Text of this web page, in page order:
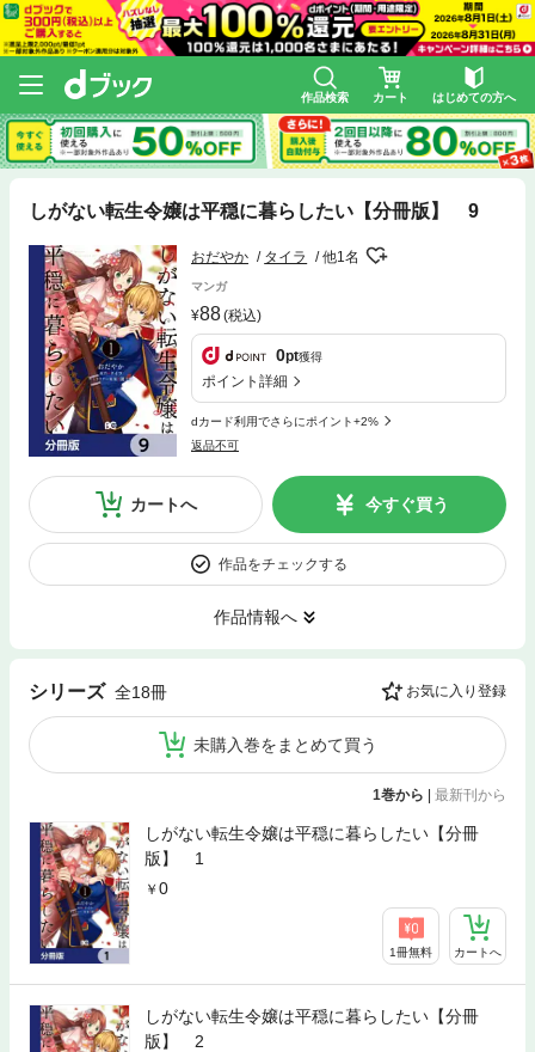
作品検索 カート はじめての方へ
しがない転生令嬢は平穏に暮らしたい【分冊版】 9
おだやか タイラ 他1名
マンガ
88(税込)
0pt獲得
ポイント詳細
dカード利用でさらにポイント+2%
返品不可
カートへ 今すぐ買う
作品をチェックする
作品情報へ
シリーズ 全18冊 お気に入り登録
未購入巻をまとめて買う
1巻から | 最新刊から
しがない転生令嬢は平穏に暮らしたい【分冊
版】 1
0
1冊無料 カートへ
しがない転生令嬢は平穏に暮らしたい【分冊
版】 2